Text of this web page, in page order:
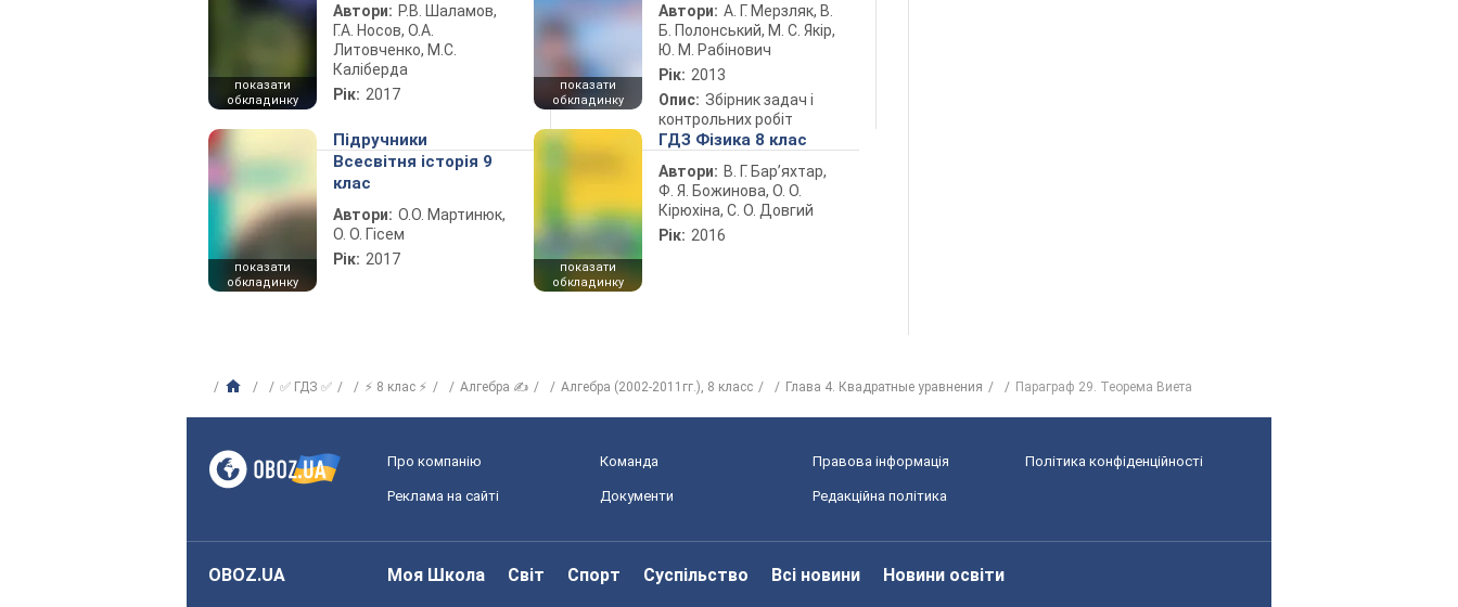
показати
обкладинку
Автори: Р.В. Шаламов,
Г.А. Носов, О.А.
Литовченко, М.С.
Каліберда
Рік: 2017
показати
обкладинку
Автори: А. Г. Мерзляк, В.
Б. Полонський, М. С. Якір,
Ю. М. Рабінович
Рік: 2013
Опис: Збірник задач і
контрольних робіт
показати
обкладинку
Підручники
Всесвітня історія 9
клас
Автори: О.О. Мартинюк,
О. О. Гісем
Рік: 2017
показати
обкладинку
ГДЗ Фізика 8 клас
Автори: В. Г. Бар’яхтар,
Ф. Я. Божинова, О. О.
Кірюхіна, С. О. Довгий
Рік: 2016
✅ ГДЗ ✅ ⚡ 8 клас ⚡ Алгебра ✍ Алгебра (2002-2011гг.), 8 класс Глава 4. Квадратные уравнения Параграф 29. Теорема Виета
Про компанію Команда Правова інформація Політика конфіденційності
Реклама на сайті Документи Редакційна політика
OBOZ.UA Моя Школа Світ Спорт Суспільство Всі новини Новини освіти